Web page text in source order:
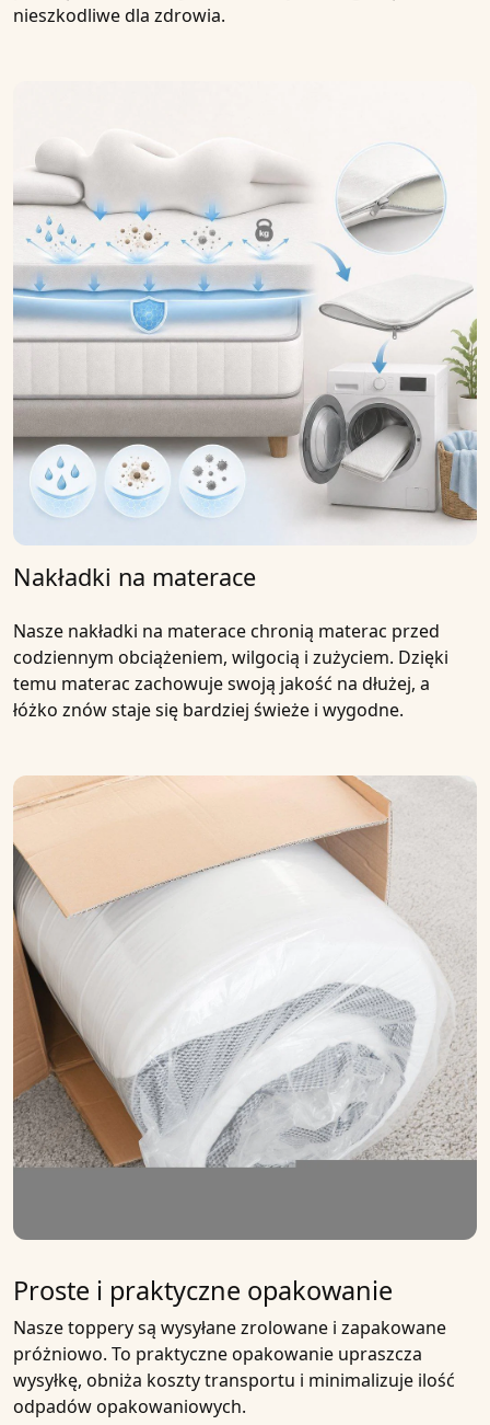
nieszkodliwe dla zdrowia.
Nakładki na materace
Nasze nakładki na materace chronią materac przed
codziennym obciążeniem, wilgocią i zużyciem. Dzięki
temu materac zachowuje swoją jakość na dłużej, a
łóżko znów staje się bardziej świeże i wygodne.
Proste i praktyczne opakowanie
Nasze toppery są wysyłane zrolowane i zapakowane
próżniowo. To praktyczne opakowanie upraszcza
wysyłkę, obniża koszty transportu i minimalizuje ilość
odpadów opakowaniowych.